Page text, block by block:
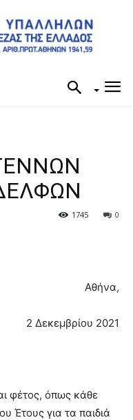
0
1745
Αθήνα,
2 Δεκεμβρίου 2021
φέτος, όπως κάθε
Έτους για τα παιδιά